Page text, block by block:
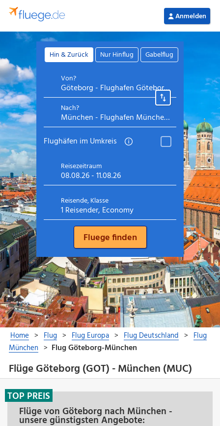
Flüge Göteborg (GOT) - München (MUC)
Flüge von Göteborg nach München -
unsere günstigsten Angebote:
TOP PREIS